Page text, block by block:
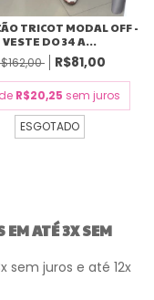
TRICOT MODAL OFF -
VESTE DO 34 A...
R$81,00
R$20,25 sem juros
ESGOTADO
ATÉ 3X SEM
juros e até 12x